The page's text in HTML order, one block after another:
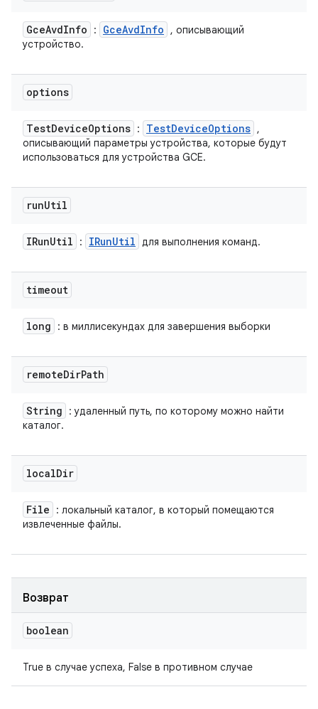
GceAvdInfo : GceAvdInfo
, описывающий
устройство.
options
TestDeviceOptions : TestDeviceOptions ,
описывающий параметры устройства, которые будут
использоваться для устройства GCE.
runUtil
IRunUtil : IRunUtil для выполнения команд.
timeout
long : в миллисекундах для завершения выборки
remoteDirPath
String
: удаленный путь, по которому можно найти
каталог.
localDir
File
: локальный каталог, в который помещаются
извлеченные файлы.
Возврат
boolean
True в случае успеха, False в противном случае